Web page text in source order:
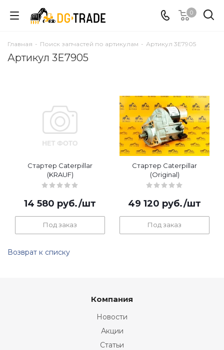
0
Главная - Поиск запчастей по артикулам - Артикул 3E7905
Артикул 3E7905
Стартер Caterpillar
(KRAUF)
14 580 руб./шт
Под заказ
Стартер Caterpillar
(Original)
49 120 руб./шт
Под заказ
Возврат к списку
Компания
Новости
Акции
Статьи